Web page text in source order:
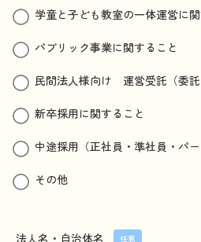
学童と子ども教室の一体運営に
パブリック事業に関すること
民間法人様向け 運営受託（委
新卒採用に関すること
中途採用（正社員・準社員・パ
その他
法人名・自治体名 任意